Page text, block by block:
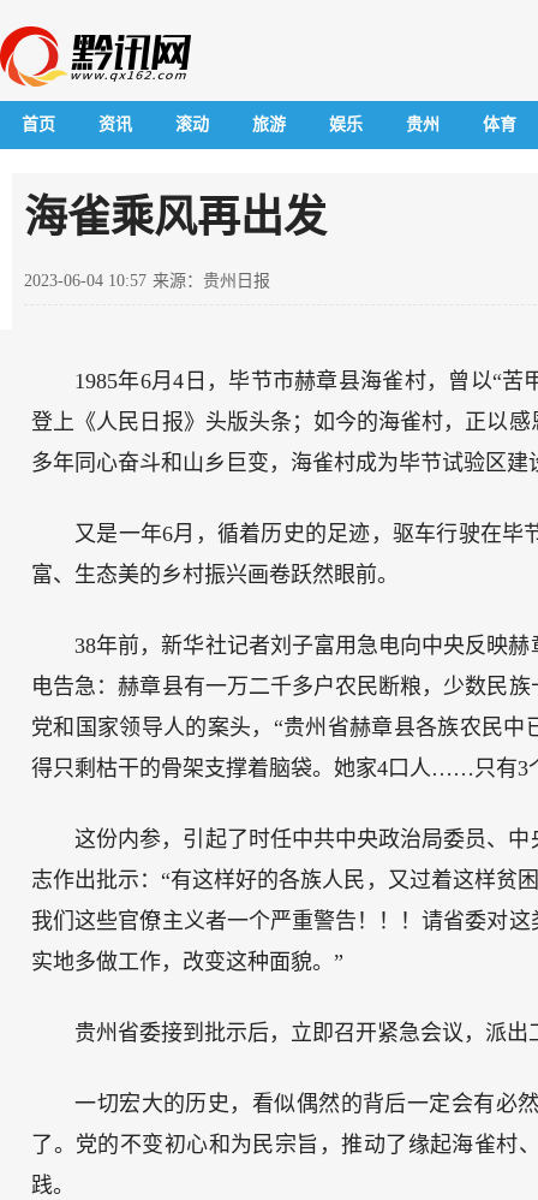
首页 资讯 滚动 旅游 娱乐 贵州 体育
海雀乘风再出发
2023-06-04 10:57 来源：贵州日报
1985年6月4日，毕节市赫章县海雀村，曾以“
登上《人民日报》头版头条；如今的海雀村，正以
多年同心奋斗和山乡巨变，海雀村成为毕节试验区
又是一年6月，循着历史的足迹，驱车行驶在
富、生态美的乡村振兴画卷跃然眼前。
38年前，新华社记者刘子富用急电向中央反映
电告急：赫章县有一万二千多户农民断粮，少数民
党和国家领导人的案头，“贵州省赫章县各族农民中
得只剩枯干的骨架支撑着脑袋。她家4口人……只有3
这份内参，引起了时任中共中央政治局委员、
志作出批示：“有这样好的各族人民，又过着这样贫
我们这些官僚主义者一个严重警告！！！请省委对
实地多做工作，改变这种面貌。”
贵州省委接到批示后，立即召开紧急会议，派
一切宏大的历史，看似偶然的背后一定会有必
了。党的不变初心和为民宗旨，推动了缘起海雀
践。